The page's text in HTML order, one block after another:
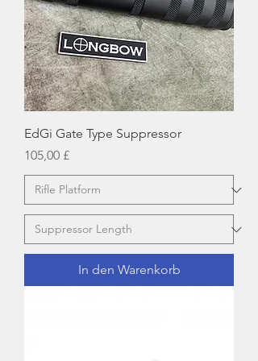
EdGi Gate Type Suppressor
Preis
105,00 £
In den Warenkorb